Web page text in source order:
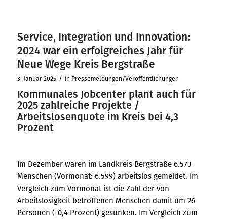
Service, Integration und Innovation:
2024 war ein erfolgreiches Jahr für
Neue Wege Kreis Bergstraße
3. Januar 2025 / in Pressemeldungen/Veröffentlichungen
Kommunales Jobcenter plant auch für
2025 zahlreiche Projekte /
Arbeitslosenquote im Kreis bei 4,3
Prozent
Im Dezember waren im Landkreis Bergstraße 6.573
Menschen (Vormonat: 6.599) arbeitslos gemeldet. Im
Vergleich zum Vormonat ist die Zahl der von
Arbeitslosigkeit betroffenen Menschen damit um 26
Personen (-0,4 Prozent) gesunken. Im Vergleich zum